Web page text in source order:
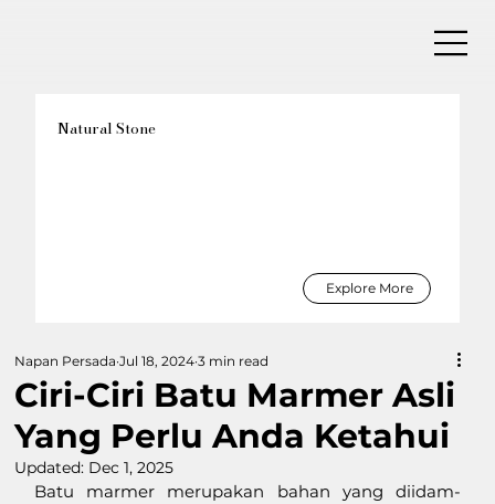
Ciri-Ciri Batu Marmer Asli
Yang Perlu Anda Ketahui
Napan Persada Jul 18, 2024 3 min read
Updated: Dec 1, 2025
Batu marmer merupakan bahan yang diidam-
Natural Stone
Explore More